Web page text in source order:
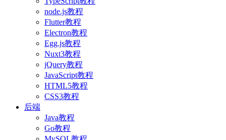
node.js教程
Flutter教程
Electron教程
Egg.js教程
Nuxt3教程
jQuery教程
JavaScript教程
HTML5教程
CSS3教程
后端
Java教程
Go教程